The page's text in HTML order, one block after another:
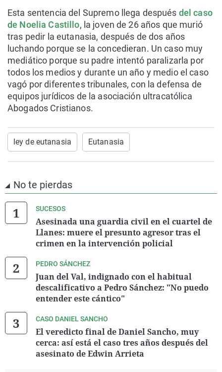
Esta sentencia del Supremo llega después del caso
de Noelia Castillo, la joven de 26 años que murió
tras pedir la eutanasia, después de dos años
luchando porque se la concedieran. Un caso muy
mediático porque su padre intentó paralizarla por
todos los medios y durante un año y medio el caso
vagó por diferentes tribunales, con la defensa de
equipos jurídicos de la asociación ultracatólica
Abogados Cristianos.
ley de eutanasia Eutanasia
No te pierdas
SUCESOS
Asesinada una guardia civil en el cuartel de
Llanes: muere el presunto agresor tras el
crimen en la intervención policial
PEDRO SÁNCHEZ
Juan del Val, indignado con el habitual
descalificativo a Pedro Sánchez: "No puedo
entender este cántico"
CASO DANIEL SANCHO
El veredicto final de Daniel Sancho, muy
cerca: así está el caso tres años después del
asesinato de Edwin Arrieta